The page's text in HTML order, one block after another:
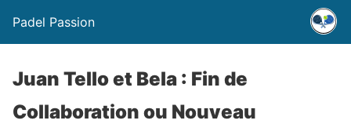
Padel Passion
Juan Tello et Bela : Fin de
Collaboration ou Nouveau